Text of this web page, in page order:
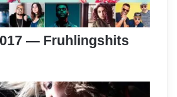
— Fruhlingshits